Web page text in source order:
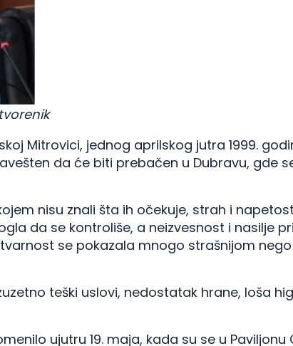
Mitrovici, jednog aprilskog jutra 1999.
da će biti prebačen u Dubravu, gde
nisu znali šta ih očekuje, strah i
da se kontroliše, a neizvesnost i nasilje
se pokazala mnogo strašnijom
teški uslovi, nedostatak hrane, loša
ujutru 19. maja, kada su se u Paviljonu